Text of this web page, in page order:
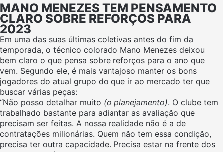
MANO MENEZES TEM PENSAMENTO
CLARO SOBRE REFORÇOS PARA
2023
Em uma das suas últimas coletivas antes do fim da
temporada, o técnico colorado Mano Menezes deixou
bem claro o que pensa sobre reforços para o ano que
vem. Segundo ele, é mais vantajoso manter os bons
jogadores do atual grupo do que ir ao mercado ter que
buscar várias peças:
“Não posso detalhar muito (o planejamento). O clube tem
trabalhado bastante para adiantar as avaliação que
precisam ser feitas. A nossa realidade não é a de
contratações milionárias. Quem não tem essa condição,
precisa ter outra capacidade. Precisa estar na frente dos